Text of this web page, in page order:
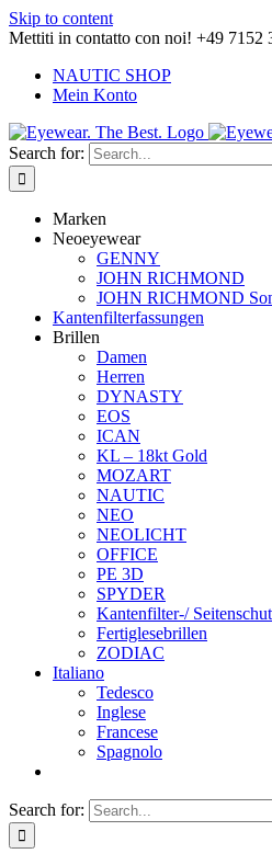
Skip to content
Mettiti in contatto con noi! +49 7152
NAUTIC SHOP
Mein Konto
Search for:
Marken
Neoeyewear
GENNY
JOHN RICHMOND
JOHN RICHMOND
Kantenfilterfassungen
Brillen
Damen
Herren
DYNASTY
EOS
ICAN
KL – 18kt Gold
MOZART
NAUTIC
NEO
NEOLICHT
OFFICE
PE 3D
SPYDER
Kantenfilter-/
Fertiglesebrillen
ZODIAC
Italiano
Tedesco
Inglese
Francese
Spagnolo
Search for: